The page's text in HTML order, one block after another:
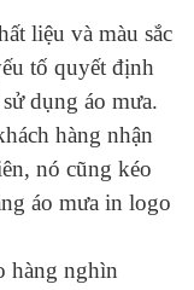
liệu và màu sắc
tố quyết định
dụng áo mưa.
hàng nhận
nó cũng kéo
áo mưa in logo
hàng nghìn